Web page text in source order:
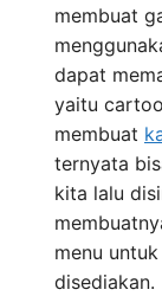
membuat
dapat
yaitu
membuat
ternyata
kita lalu
menu
disediakan.